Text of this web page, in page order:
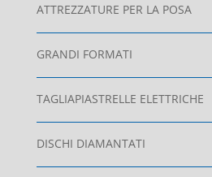
ATTREZZATURE PER LA POSA
GRANDI FORMATI
TAGLIAPIASTRELLE ELETTRICHE
DISCHI DIAMANTATI